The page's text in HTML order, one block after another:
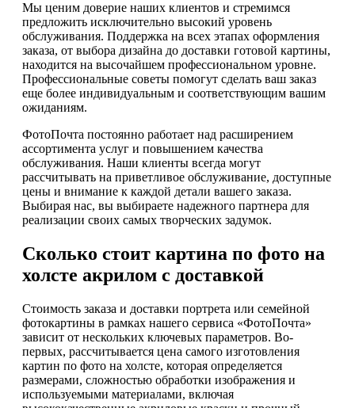
Мы ценим доверие наших клиентов и стремимся
предложить исключительно высокий уровень
обслуживания. Поддержка на всех этапах оформления
заказа, от выбора дизайна до доставки готовой картины,
находится на высочайшем профессиональном уровне.
Профессиональные советы помогут сделать ваш заказ
еще более индивидуальным и соответствующим вашим
ожиданиям.
ФотоПочта постоянно работает над расширением
ассортимента услуг и повышением качества
обслуживания. Наши клиенты всегда могут
рассчитывать на приветливое обслуживание, доступные
цены и внимание к каждой детали вашего заказа.
Выбирая нас, вы выбираете надежного партнера для
реализации своих самых творческих задумок.
Сколько стоит картина по фото на
холсте акрилом с доставкой
Стоимость заказа и доставки портрета или семейной
фотокартины в рамках нашего сервиса «ФотоПочта»
зависит от нескольких ключевых параметров. Во-
первых, рассчитывается цена самого изготовления
картин по фото на холсте, которая определяется
размерами, сложностью обработки изображения и
используемыми материалами, включая